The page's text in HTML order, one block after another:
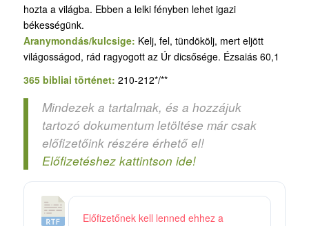
hozta a világba. Ebben a lelki fényben lehet igazi
békességünk.
Aranymondás/kulcsige: Kelj, fel, tündökölj, mert eljött
világosságod, rád ragyogott az Úr dicsősége. Ézsaiás 60,1
365 bibliai történet: 210-212*/**
Mindezek a tartalmak, és a hozzájuk
tartozó dokumentum letöltése már csak
előfizetőink részére érhető el!
Előfizetéshez kattintson ide!
1
Előfizetőnek kell lenned ehhez a